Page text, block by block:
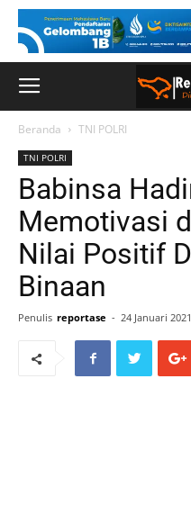
Beranda TNI POLRI
TNI POLRI
Babinsa
Memotivasi
Nilai Positif
Binaan
Penulis reportase - 24 Januari 2021